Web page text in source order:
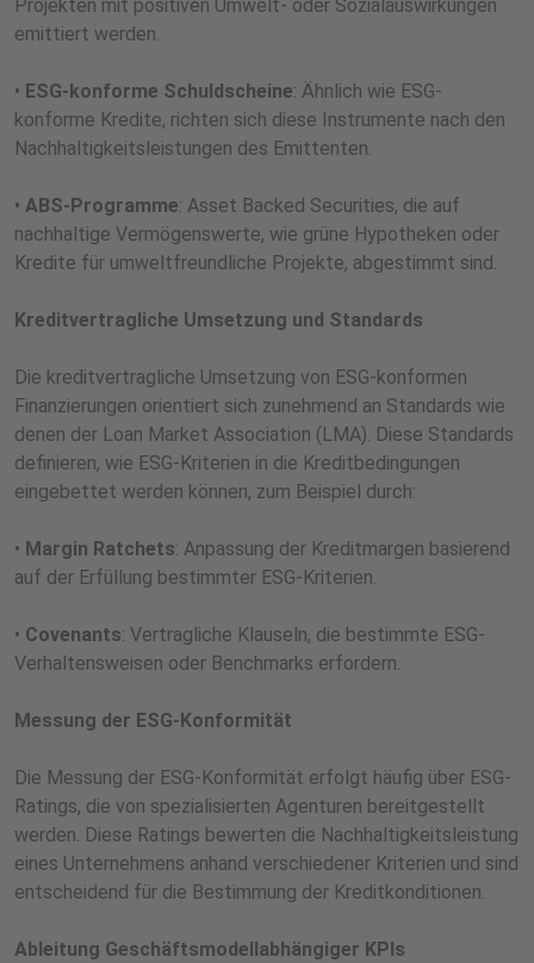
Projekten mit positiven Umwelt- oder Sozialauswirkungen
emittiert werden.
• ESG-konforme Schuldscheine: Ähnlich wie ESG-
konforme Kredite, richten sich diese Instrumente nach den
Nachhaltigkeitsleistungen des Emittenten.
• ABS-Programme: Asset Backed Securities, die auf
nachhaltige Vermögenswerte, wie grüne Hypotheken oder
Kredite für umweltfreundliche Projekte, abgestimmt sind.
Kreditvertragliche Umsetzung und Standards
Die kreditvertragliche Umsetzung von ESG-konformen
Finanzierungen orientiert sich zunehmend an Standards wie
denen der Loan Market Association (LMA). Diese Standards
definieren, wie ESG-Kriterien in die Kreditbedingungen
eingebettet werden können, zum Beispiel durch:
• Margin Ratchets: Anpassung der Kreditmargen basierend
auf der Erfüllung bestimmter ESG-Kriterien.
• Covenants: Vertragliche Klauseln, die bestimmte ESG-
Verhaltensweisen oder Benchmarks erfordern.
Messung der ESG-Konformität
Die Messung der ESG-Konformität erfolgt häufig über ESG-
Ratings, die von spezialisierten Agenturen bereitgestellt
werden. Diese Ratings bewerten die Nachhaltigkeitsleistung
eines Unternehmens anhand verschiedener Kriterien und sind
entscheidend für die Bestimmung der Kreditkonditionen.
Ableitung Geschäftsmodellabhängiger KPIs